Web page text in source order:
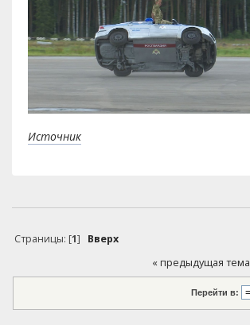
Источник
Страницы: [1] Вверх
« предыдущая тема
Перейти в: